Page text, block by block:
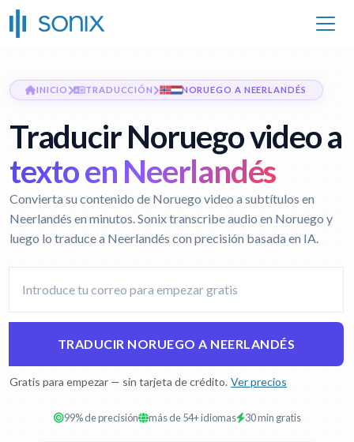
INICIO TRADUCCIÓN NORUEGO A NEERLANDÉS
Traducir Noruego video a
texto en Neerlandés
Convierta su contenido de Noruego video a subtítulos en
Neerlandés en minutos. Sonix transcribe audio en Noruego y
luego lo traduce a Neerlandés con precisión basada en IA.
TRADUCIR NORUEGO A NEERLANDÉS
Gratis para empezar — sin tarjeta de crédito. Ver precios
99% de precisión más de 54+ idiomas 30 min gratis